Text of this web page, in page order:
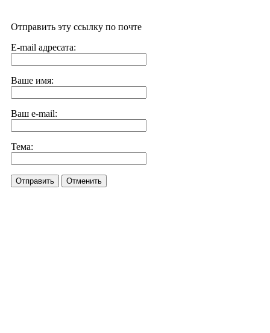
Отправить эту ссылку по почте
E-mail адресата:
Ваше имя:
Ваш e-mail:
Тема:
Отправить Отменить